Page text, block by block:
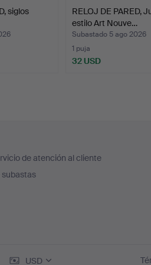
siglos
RELOJ DE PARED,
estilo Art Nouve…
Subastado 5 ago 2026
1 puja
32 USD
de atención al cliente
subastas
USD